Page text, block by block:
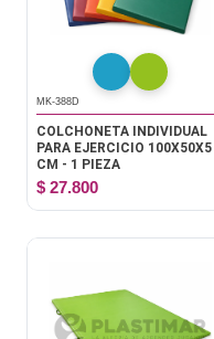
MK-388D
COLCHONETA INDIVIDUAL
PARA EJERCICIO 100X50X5
CM - 1 PIEZA
$ 27.800